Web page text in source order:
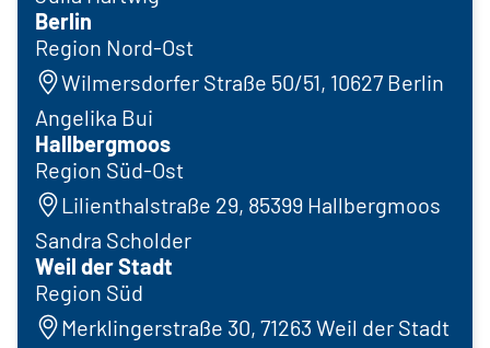
Berlin
Region Nord-Ost
Wilmersdorfer Straße 50/51, 10627 Berlin
Angelika Bui
Hallbergmoos
Region Süd-Ost
Lilienthalstraße 29, 85399 Hallbergmoos
Sandra Scholder
Weil der Stadt
Region Süd
Merklingerstraße 30, 71263 Weil der Stadt